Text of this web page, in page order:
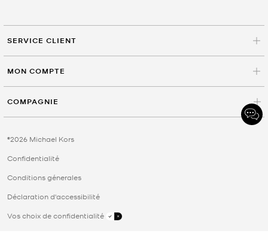
SERVICE CLIENT
MON COMPTE
COMPAGNIE
©2026 Michael Kors
Confidentialité
Conditions génerales
Déclaration d'accessibilité
Vos choix de confidentialité